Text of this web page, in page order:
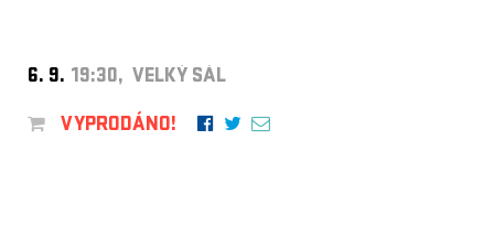
6. 9. 19:30, VELKÝ SÁL
VYPRODÁNO!